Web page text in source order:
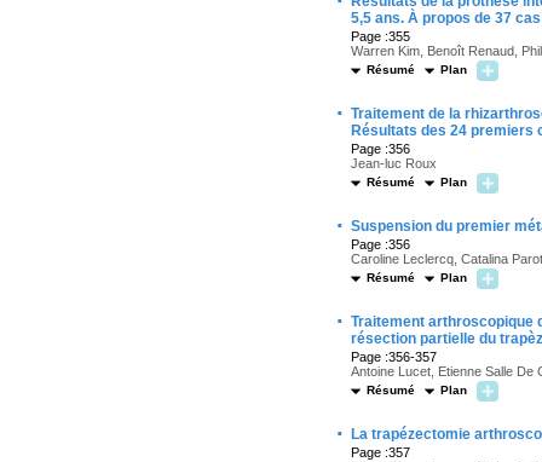
5,5 ans. À propos de 37 cas
Page :355
Warren Kim, Benoît Renaud,
Résumé Plan
· Traitement de la
Résultats des 24 premiers
Page :356
Jean-luc Roux
Résumé Plan
· Suspension du premier
Page :356
Caroline Leclercq, Catalina
Résumé Plan
· Traitement arthroscopique
résection partielle du
Page :356-357
Antoine Lucet, Etienne Salle De
Résumé Plan
· La trapézectomie
Page :357